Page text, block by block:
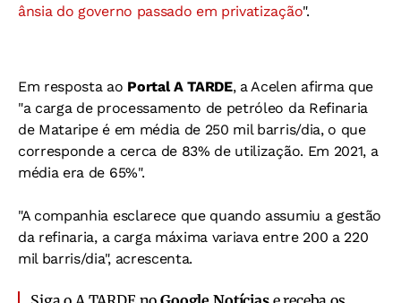
ânsia do governo passado em privatização".
Em resposta ao Portal A TARDE, a Acelen afirma que
"a carga de processamento de petróleo da Refinaria
de Mataripe é em média de 250 mil barris/dia, o que
corresponde a cerca de 83% de utilização. Em 2021, a
média era de 65%".
"A companhia esclarece que quando assumiu a gestão
da refinaria, a carga máxima variava entre 200 a 220
mil barris/dia", acrescenta.